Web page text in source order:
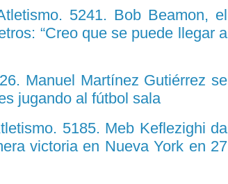
5241. Bob Beamon, el
“Creo que se puede llegar a
Manuel Martínez Gutiérrez se
jugando al fútbol sala
5185. Meb Keflezighi da
victoria en Nueva York en 27